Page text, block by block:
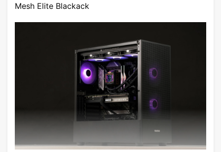
Mesh Elite Blackack